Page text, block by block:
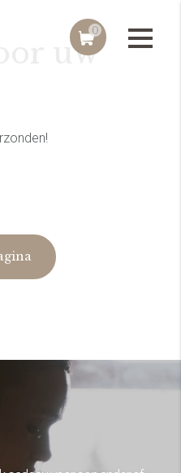
0
uw